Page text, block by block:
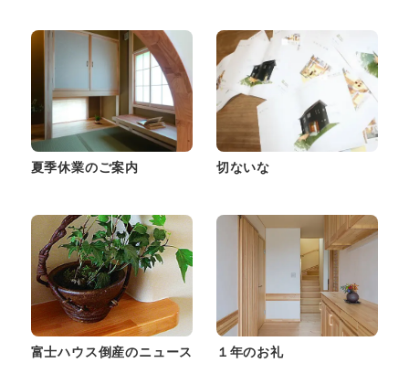
夏季休業のご案内 切ないな
富士ハウス倒産のニュース １年のお礼